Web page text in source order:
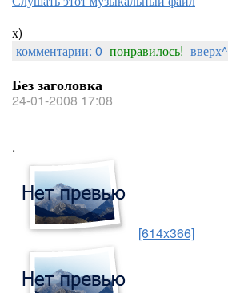
х)
комментарии: 0 понравилось! вверх^
Без заголовка
24-01-2008 17:08
.
[614x366]